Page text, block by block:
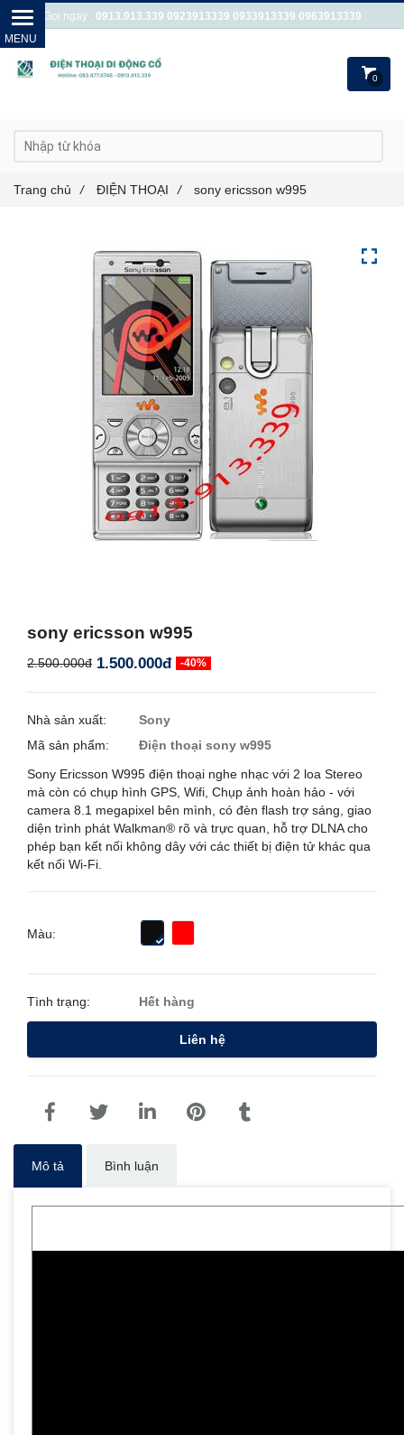
sony ericsson w995
2.500.000đ 1.500.000đ -40%
Nhà sản xuất:
Sony
Mã sản phẩm:
Điện thoại sony w995
Sony Ericsson W995 điện thoại nghe nhạc với 2 loa Stereo
mà còn có chụp hình GPS, Wifi, Chụp ảnh hoàn hảo - với
camera 8.1 megapixel bên mình, có đèn flash trợ sáng, giao
diện trình phát Walkman® rõ và trực quan, hỗ trợ DLNA cho
phép bạn kết nối không dây với các thiết bị điện tử khác qua
kết nối Wi-Fi.
Màu:
Tình trạng: Hết hàng
Liên hệ
Mô tả Bình luận
Trang chủ / ĐIỆN THOẠI / sony ericsson w995
Gọi ngay : 0913.913.339 0923913339 0933913339 0963913339
0